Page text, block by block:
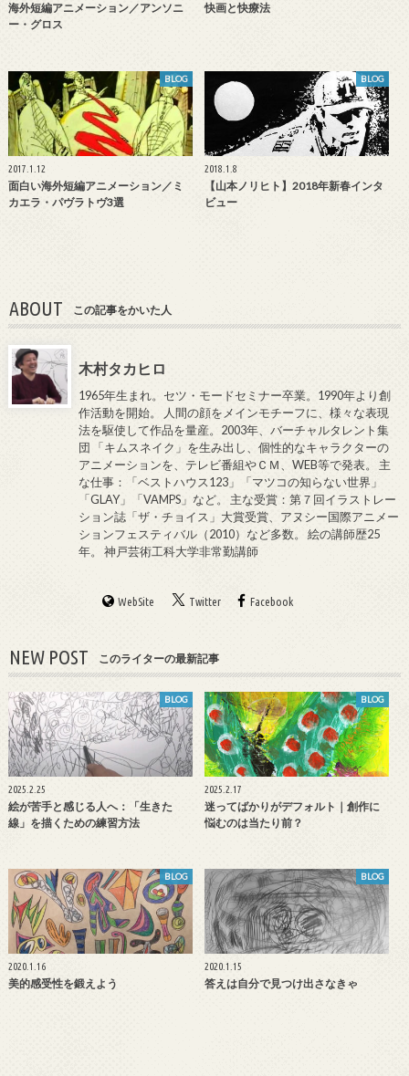
海外短編アニメーション／アンソニ
ー・グロス
快画と快療法
BLOG
2017.1.12
面白い海外短編アニメーション／ミ
カエラ・パヴラトヴ3選
BLOG
2018.1.8
【山本ノリヒト】2018年新春インタ
ビュー
ABOUT この記事をかいた人
木村タカヒロ
1965年生まれ。セツ・モードセミナー卒業。1990年より創
作活動を開始。 人間の顔をメインモチーフに、様々な表現
法を駆使して作品を量産。2003年、バーチャルタレント集
団 「キムスネイク」を生み出し、個性的なキャラクターの
アニメーションを、テレビ番組やＣＭ、WEB等で発表。 主
な仕事：「ベストハウス123」「マツコの知らない世界」
「GLAY」「VAMPS」など。 主な受賞：第７回イラストレー
ション誌「ザ・チョイス」大賞受賞、アヌシー国際アニメー
ションフェスティバル（2010）など多数。 絵の講師歴25
年。 神戸芸術工科大学非常勤講師
WebSite Twitter Facebook
NEW POST このライターの最新記事
BLOG
2025.2.25
絵が苦手と感じる人へ：「生きた
線」を描くための練習方法
BLOG
2025.2.17
迷ってばかりがデフォルト｜創作に
悩むのは当たり前？
BLOG
2020.1.16
美的感受性を鍛えよう
BLOG
2020.1.15
答えは自分で見つけ出さなきゃ